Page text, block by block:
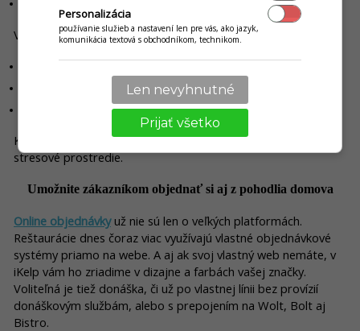
Výhody sú okamžité:
lepšia organizácia práce v kuchyni
rýchlejšia expedícia jedál
Kuchyňa tak funguje ako koordinovaný systém, nie ako
stresové prostredie.
Umožnite zákazníkom objednať si aj z pohodlia domova
Online objednávkyuž nie sú len o veľkých platformách.
Reštaurácie dnes čoraz viac využívajú vlastné objednávkové
systémy priamo na webe. A aj ak svoj vlastný web nemáte, v
iKelp vám ho zriadime v dizajne a farbách vašej značky.
Voliteľná je tiež donáška, či už po vlastnej línii bez provízií
donáškovým službám, alebo s prepojením na Wolt, Bolt aj
Bistro.
Personalizácia
používanie služieb a nastavení len pre vás, ako jazyk,
komunikácia textová s obchodníkom, technikom.
Len nevyhnutné
Prijať všetko